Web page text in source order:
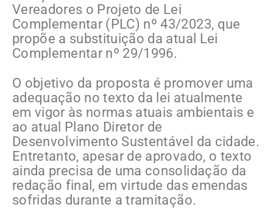
Vereadores o Projeto de Lei
Complementar (PLC) nº 43/2023, que
propõe a substituição da atual Lei
Complementar nº 29/1996.
O objetivo da proposta é promover uma
adequação no texto da lei atualmente
em vigor às normas atuais ambientais e
ao atual Plano Diretor de
Desenvolvimento Sustentável da cidade.
Entretanto, apesar de aprovado, o texto
ainda precisa de uma consolidação da
redação final, em virtude das emendas
sofridas durante a tramitação.